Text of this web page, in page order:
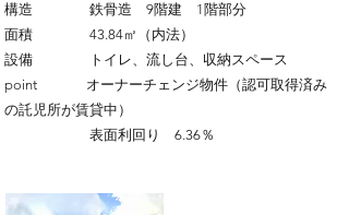
構造 鉄骨造 9階建 1階部分
面積 43.84㎡（内法）
設備 トイレ、流し台、収納スペース
point オーナーチェンジ物件（認可取得済み
の託児所が賃貸中）
表面利回り 6.36％